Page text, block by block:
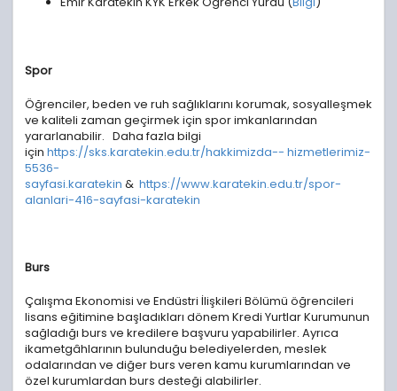
Spor
Öğrenciler, beden ve ruh sağlıklarını korumak, sosyalleşmek
ve kaliteli zaman geçirmek için spor imkanlarından
yararlanabilir. Daha fazla bilgi
için https://sks.karatekin.edu.tr/hakkimizda-- hizmetlerimiz-
5536-
sayfasi.karatekin & https://www.karatekin.edu.tr/spor-
alanlari-416-sayfasi-karatekin
Burs
Çalışma Ekonomisi ve Endüstri İlişkileri Bölümü öğrencileri
lisans eğitimine başladıkları dönem Kredi Yurtlar Kurumunun
sağladığı burs ve kredilere başvuru yapabilirler. Ayrıca
ikametgâhlarının bulunduğu belediyelerden, meslek
odalarından ve diğer burs veren kamu kurumlarından ve
özel kurumlardan burs desteği alabilirler.